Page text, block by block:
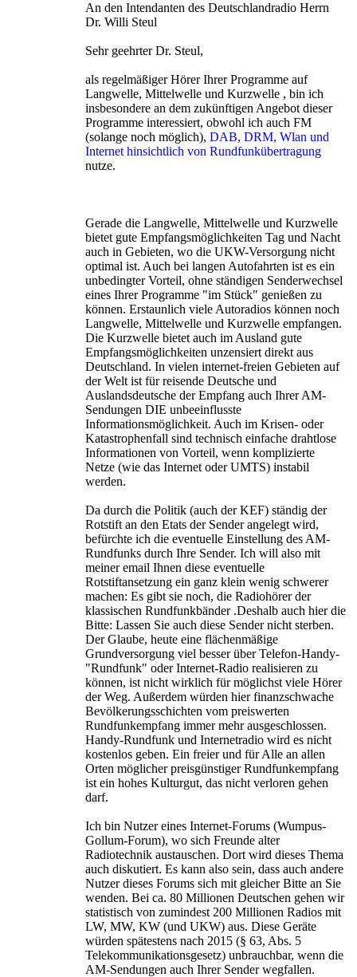
An den Intendanten des Deutschlandradio Herrn
Dr. Willi Steul
Sehr geehrter Dr. Steul,
als regelmäßiger Hörer Ihrer Programme auf
Langwelle, Mittelwelle und Kurzwelle , bin ich
insbesondere an dem zukünftigen Angebot dieser
Programme interessiert, obwohl ich auch FM
(solange noch möglich), DAB, DRM, Wlan und
Internet hinsichtlich von Rundfunkübertragung
nutze.
Gerade die Langwelle, Mittelwelle und Kurzwelle
bietet gute Empfangsmöglichkeiten Tag und Nacht
auch in Gebieten, wo die UKW-Versorgung nicht
optimal ist. Auch bei langen Autofahrten ist es ein
unbedingter Vorteil, ohne ständigen Senderwechsel
eines Ihrer Programme "im Stück" genießen zu
können. Erstaunlich viele Autoradios können noch
Langwelle, Mittelwelle und Kurzwelle empfangen.
Die Kurzwelle bietet auch im Ausland gute
Empfangsmöglichkeiten unzensiert direkt aus
Deutschland. In vielen internet-freien Gebieten auf
der Welt ist für reisende Deutsche und
Auslandsdeutsche der Empfang auch Ihrer AM-
Sendungen DIE unbeeinflusste
Informationsmöglichkeit. Auch im Krisen- oder
Katastrophenfall sind technisch einfache drahtlose
Informationen von Vorteil, wenn komplizierte
Netze (wie das Internet oder UMTS) instabil
werden.
Da durch die Politik (auch der KEF) ständig der
Rotstift an den Etats der Sender angelegt wird,
befürchte ich die eventuelle Einstellung des AM-
Rundfunks durch Ihre Sender. Ich will also mit
meiner email Ihnen diese eventuelle
Rotstiftansetzung ein ganz klein wenig schwerer
machen: Es gibt sie noch, die Radiohörer der
klassischen Rundfunkbänder .Deshalb auch hier die
Bitte: Lassen Sie auch diese Sender nicht sterben.
Der Glaube, heute eine flächenmäßige
Grundversorgung viel besser über Telefon-Handy-
"Rundfunk" oder Internet-Radio realisieren zu
können, ist nicht wirklich für möglichst viele Hörer
der Weg. Außerdem würden hier finanzschwache
Bevölkerungsschichten vom preiswerten
Rundfunkempfang immer mehr ausgeschlossen.
Handy-Rundfunk und Internetradio wird es nicht
kostenlos geben. Ein freier und für Alle an allen
Orten möglicher preisgünstiger Rundfunkempfang
ist ein hohes Kulturgut, das nicht verloren gehen
darf.
Ich bin Nutzer eines Internet-Forums (Wumpus-
Gollum-Forum), wo sich Freunde alter
Radiotechnik austauschen. Dort wird dieses Thema
auch diskutiert. Es kann also sein, dass auch andere
Nutzer dieses Forums sich mit gleicher Bitte an Sie
wenden. Bei ca. 80 Millionen Deutschen gehen wir
statistisch von zumindest 200 Millionen Radios mit
LW, MW, KW (und UKW) aus. Diese Geräte
würden spätestens nach 2015 (§ 63, Abs. 5
Telekommunikationsgesetz) unbrauchbar, wenn die
AM-Sendungen auch Ihrer Sender wegfallen.